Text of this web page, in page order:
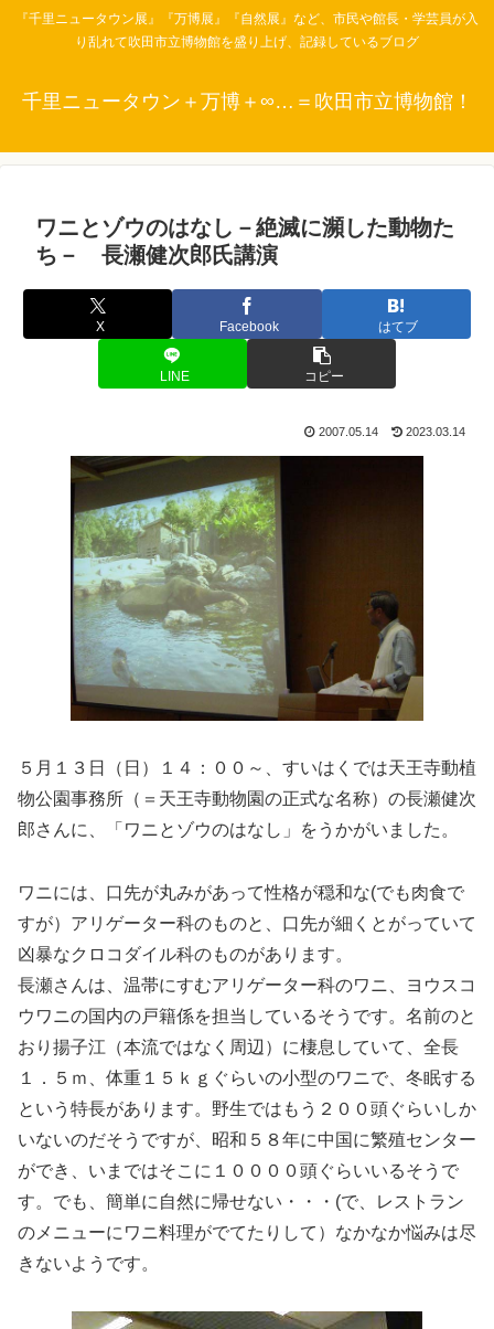
『千里ニュータウン展』『万博展』『自然展』など、市民や館長・学芸員が入
り乱れて吹田市立博物館を盛り上げ、記録しているブログ
千里ニュータウン＋万博＋∞…＝吹田市立博物館！
ワニとゾウのはなし－絶滅に瀕した動物た
ち－ 長瀬健次郎氏講演
X Facebook はてブ
LINE コピー
2007.05.14 2023.03.14
５月１３日（日）１４：００～、すいはくでは天王寺動植
物公園事務所（＝天王寺動物園の正式な名称）の長瀬健次
郎さんに、「ワニとゾウのはなし」をうかがいました。
ワニには、口先が丸みがあって性格が穏和な(でも肉食で
すが）アリゲーター科のものと、口先が細くとがっていて
凶暴なクロコダイル科のものがあります。
長瀬さんは、温帯にすむアリゲーター科のワニ、ヨウスコ
ウワニの国内の戸籍係を担当しているそうです。名前のと
おり揚子江（本流ではなく周辺）に棲息していて、全長
１．５ｍ、体重１５ｋｇぐらいの小型のワニで、冬眠する
という特長があります。野生ではもう２００頭ぐらいしか
いないのだそうですが、昭和５８年に中国に繁殖センター
ができ、いまではそこに１００００頭ぐらいいるそうで
す。でも、簡単に自然に帰せない・・・(で、レストラン
のメニューにワニ料理がでてたりして）なかなか悩みは尽
きないようです。